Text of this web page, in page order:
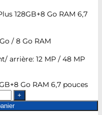
128GB+8 Go RAM 6,7
/ 8 Go RAM
arrière: 12 MP / 48 MP
Go RAM 6,7 pouces